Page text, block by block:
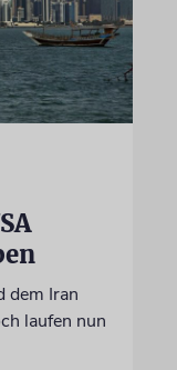
dem Iran
laufen nun